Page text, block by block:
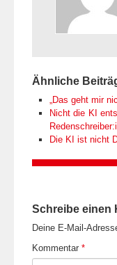
Ähnliche
„Das geht mir
Nicht die KI
Die KI ist nicht
Schreibe einen
Deine E-Mail-
Kommentar *